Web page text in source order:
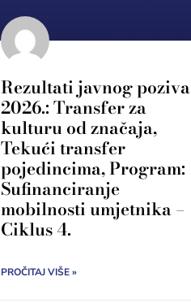
Rezultati javnog poziva
2026.: Transfer za
kulturu od značaja,
Tekući transfer
pojedincima, Program:
Sufinanciranje
mobilnosti umjetnika –
Ciklus 4.
PROČITAJ VIŠE »